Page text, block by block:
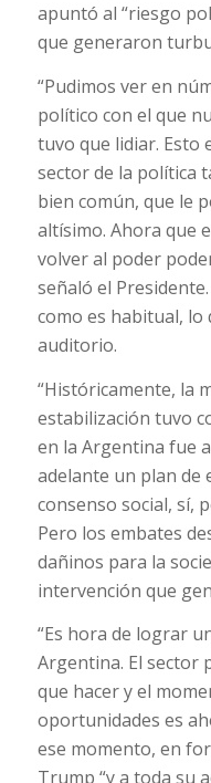
apuntó al “riesgo
que generaron
“Pudimos ver en
político con el que
tuvo que lidiar. Esto
sector de la política
bien común, que le
altísimo. Ahora que
volver al poder
señaló el
como es habitual, lo
auditorio.
“Históricamente, la
estabilización tuvo
en la Argentina fue
adelante un plan de
consenso social, sí,
Pero los embates
dañinos para la
intervención que
“Es hora de lograr
Argentina. El sector
que hacer y el
oportunidades es
ese momento, en
Trump “y a toda su